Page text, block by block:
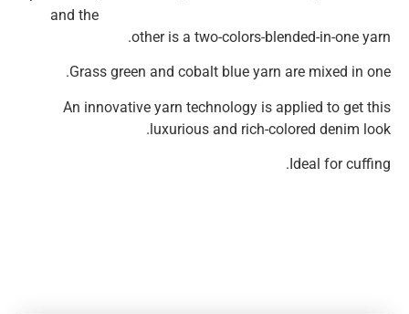
and the
other is a two-colors-blended-in-one yarn.
Grass green and cobalt blue yarn are mixed in one.
An innovative yarn technology is applied to get this
luxurious and rich-colored denim look.
Ideal for cuffing.